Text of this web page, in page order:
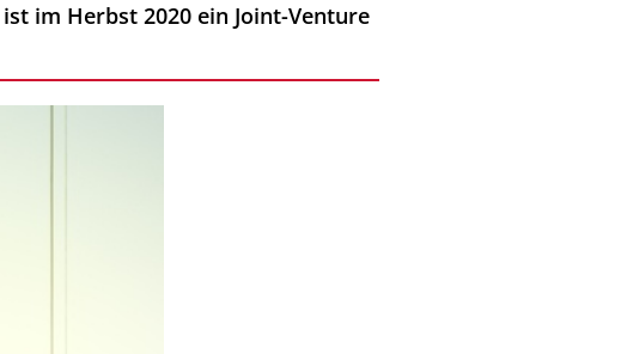
im Herbst 2020 ein Joint-Venture